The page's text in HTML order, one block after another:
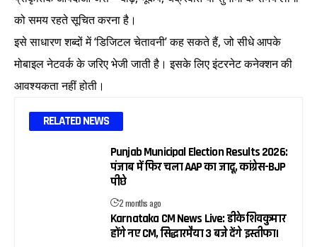
को समय रहते सूचित करना है।
इसे साधारण शब्दों में ‘डिजिटल चेतावनी’ कह सकते हैं, जो सीधे आपके
मोबाइल नेटवर्क के जरिए भेजी जाती है। इसके लिए इंटरनेट कनेक्शन की
आवश्यकता नहीं होती।
RELATED NEWS
Punjab Municipal Election Results 2026:
पंजाब में फिर चला AAP का जादू, कांग्रेस-BJP
पीछे
2 months ago
Karnataka CM News Live: डीके शिवकुमार
होंगे नए CM, सिद्धारमैया 3 बजे देंगे इस्तीफा।